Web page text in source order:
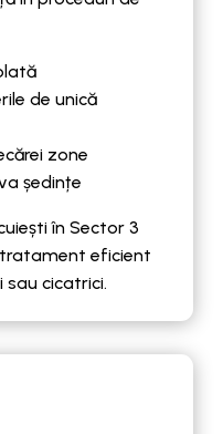
de unică
zone
ședințe
în Sector 3
tratament eficient
sau cicatrici.